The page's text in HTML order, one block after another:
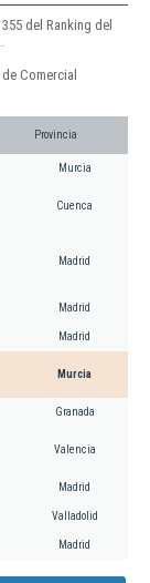
del Ranking del
Comercial
Provincia
Murcia
Cuenca
Madrid
Madrid
Madrid
Murcia
Granada
Valencia
Madrid
Valladolid
Madrid